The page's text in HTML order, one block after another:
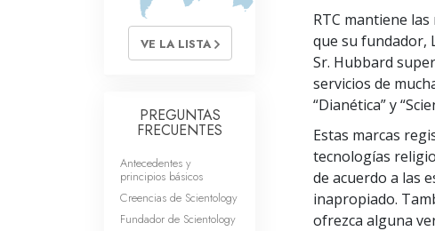
Amor y Odio: ¿Qué es
RTC mantiene
que su fundador,
Sr. Hubbard
servicios de
“Dianética” y
Estas marcas
tecnologías
de acuerdo a las
inapropiado.
ofrezca alguna
VE LA LISTA
PREGUNTAS
FRECUENTES
Antecedentes y
principios básicos
Creencias de Scientology
Fundador de Scientology